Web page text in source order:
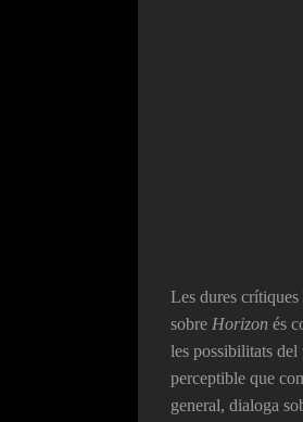
Les dures
sobre Horizon és
les possibilitats del
perceptible que
general, dialoga